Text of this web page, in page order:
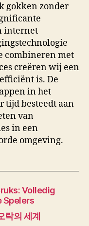
gokken zonder
internet
combineren met
creëren wij een
is. De
in het
tijd besteedt aan
van
in een
omgeving.
Volledig
Spelers
락의 세계